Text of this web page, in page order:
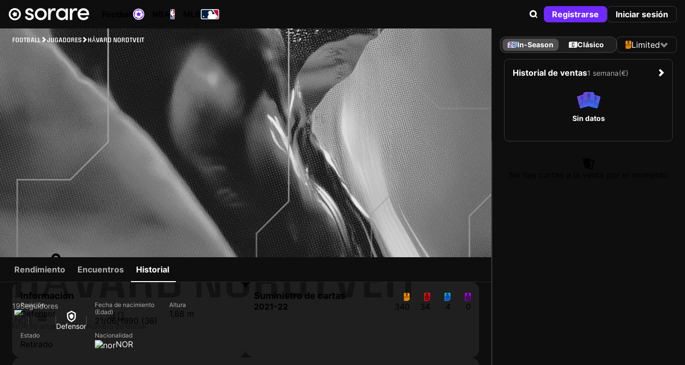
Registrarse Iniciar sesión
FOOTBALL JUGADORES HÅVARD NORDTVEIT
HÅVARD NORDTVEIT
19Seguidores
Defensor
#0
Número de dorsal
Rendimiento Encuentros Historial
Información
Posición
Defensor
Fecha de nacimiento
(Edad)
21/06/1990 (36)
Altura
1,88 m
Estado
Retirado
Nacionalidad
NOR
Suministro de cartas
2021-22 340 34 4 0
In-Season Clásico Limited
Historial de ventas1 semana(€)
Sin datos